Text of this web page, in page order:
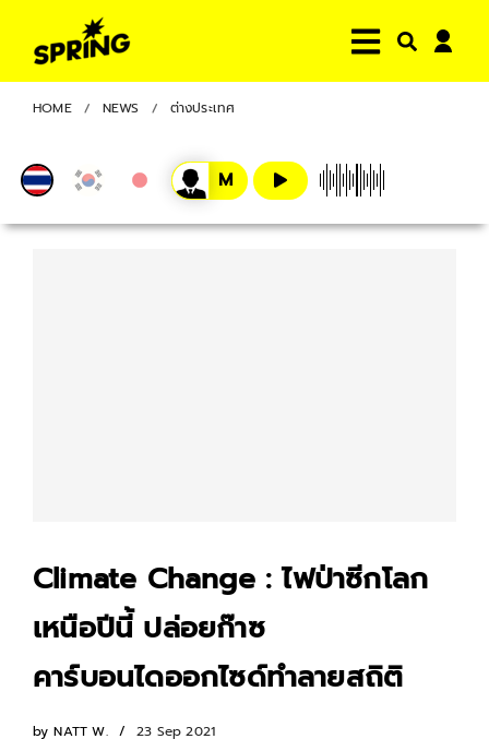
HOME NEWS ต่างประเทศ
Climate Change : ไฟป่าซีกโลก
เหนือปีนี้ ปล่อยก๊าซ
คาร์บอนไดออกไซด์ทำลายสถิติ
by NATT W. 23 Sep 2021